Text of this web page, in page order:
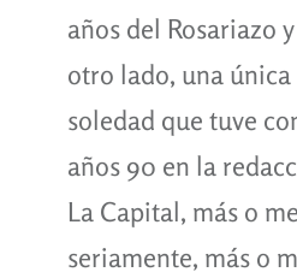
años del Rosariazo
otro lado, una única
soledad que tuve
años 90 en la
La Capital, más o
seriamente, más o